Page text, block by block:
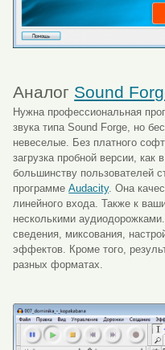
Аналог Sound
Нужна профессиональная
звука типа Sound Forge, но
невеселые. Без платного
загрузка пробной версии, как
большинству пользователей
программеAudacity. Она
линейного входа. Также к
несколькими
сведения, миксования,
эффектов. Кроме того,
разных форматах.